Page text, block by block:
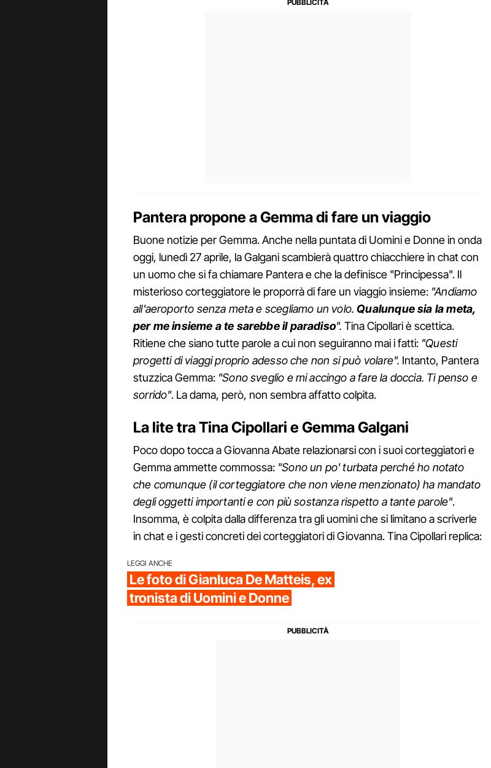
Pantera propone a Gemma di fare un viaggio
Buone notizie per Gemma. Anche nella puntata di Uomini e Donne in onda
oggi, lunedì 27 aprile, la Galgani scambierà quattro chiacchiere in chat con
un uomo che si fa chiamare Pantera e che la definisce "Principessa". Il
misterioso corteggiatore le proporrà di fare un viaggio insieme: "Andiamo
all'aeroporto senza meta e scegliamo un volo.Qualunque sia la meta,
per me insieme a te sarebbe il paradiso". Tina Cipollari è scettica.
Ritiene che siano tutte parole a cui non seguiranno mai i fatti: "Questi
progetti di viaggi proprio adesso che non si può volare". Intanto, Pantera
stuzzica Gemma: "Sono sveglio e mi accingo a fare la doccia. Ti penso e
sorrido". La dama, però, non sembra affatto colpita.
La lite tra Tina Cipollari e Gemma Galgani
Poco dopo tocca a Giovanna Abate relazionarsi con i suoi corteggiatori e
Gemma ammette commossa: "Sono un po' turbata perché ho notato
che comunque (il corteggiatore che non viene menzionato) ha mandato
degli oggetti importanti e con più sostanza rispetto a tante parole".
Insomma, è colpita dalla differenza tra gli uomini che si limitano a scriverle
in chat e i gesti concreti dei corteggiatori di Giovanna. Tina Cipollari replica:
LEGGI ANCHE
Le foto di Gianluca De Matteis, ex
tronista di Uomini e Donne